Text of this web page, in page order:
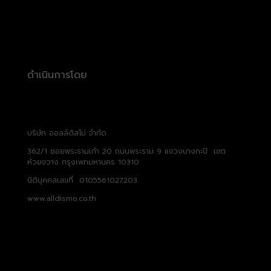
ดำเนินการโดย
บริษัท ออลล์ดิสโม่ จำกัด
362/1 ซอยพระรามเก้า 20 ถนนพระราม 9 แขวงบางกะปิ เขต
ห้วยขวาง กรุงเพทมหานคร 10310
นิติบุคคลเลขที่ 0105561027203
www.alldismo.co.th